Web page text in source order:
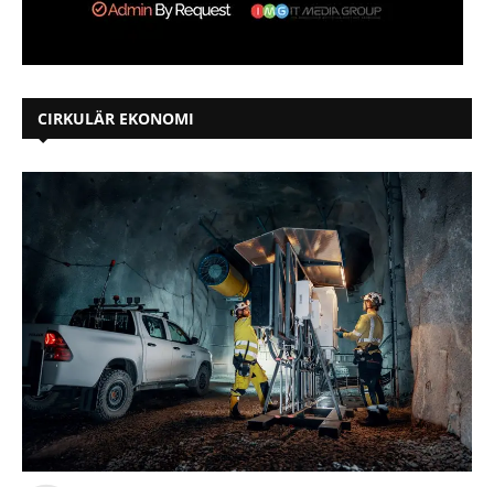
CIRKULÄR EKONOMI